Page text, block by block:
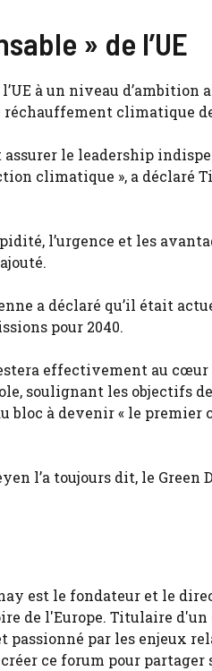
» de l’UE
à un niveau d’ambition
climatique de
assurer le leadership
climatique », a déclaré
l’urgence et les
a déclaré qu’il était
pour 2040.
effectivement au cœur
soulignant les objectifs
bloc à devenir « le
l’a toujours dit, le
est le fondateur et le
de l'Europe. Titulaire
passionné par les enjeux
ce forum pour